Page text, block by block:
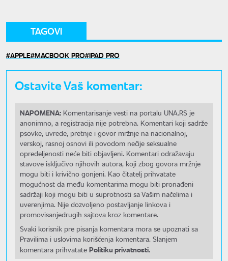
TAGOVI
APPLE MACBOOK PRO IPAD PRO
Ostavite Vaš komentar:
NAPOMENA: Komentarisanje vesti na portalu UNA.RS je
anonimno, a registracija nije potrebna. Komentari koji sadrže
psovke, uvrede, pretnje i govor mržnje na nacionalnoj,
verskoj, rasnoj osnovi ili povodom nečije seksualne
opredeljenosti neće biti objavljeni. Komentari odražavaju
stavove isključivo njihovih autora, koji zbog govora mržnje
mogu biti i krivično gonjeni. Kao čitatelj prihvatate
mogućnost da među komentarima mogu biti pronađeni
sadržaji koji mogu biti u suprotnosti sa Vašim načelima i
uverenjima. Nije dozvoljeno postavljanje linkova i
promovisanjedrugih sajtova kroz komentare.
Svaki korisnik pre pisanja komentara mora se upoznati sa
Pravilima i uslovima korišćenja komentara. Slanjem
komentara prihvatate Politiku privatnosti.